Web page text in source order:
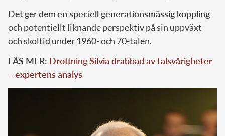
Det ger demen speciell generationsmässig koppling
och potentiellt liknande perspektiv på sin uppväxt
och skoltid under 1960- och 70-talen.
LÄS MER: Drottning Silvia drabbad av talsvårigheter
– expertens analys